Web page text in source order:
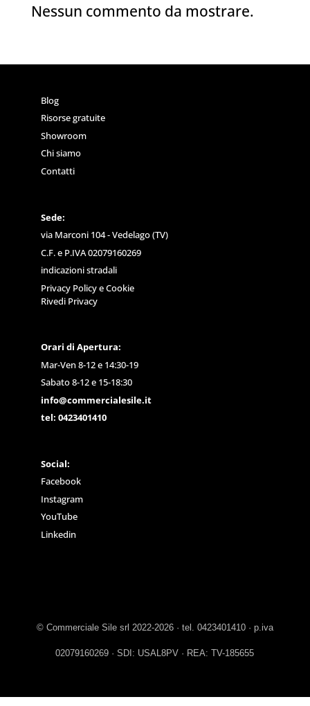
Nessun commento da mostrare.
Blog
Risorse gratuite
Showroom
Chi siamo
Contatti
Sede:
via Marconi 104 - Vedelago (TV)
C.F. e P.IVA 02079160269
indicazioni stradali
Privacy PolicyeCookie
Rivedi Privacy
Orari di Apertura:
Mar-Ven 8-12 e 14:30-19
Sabato 8-12 e 15-18:30
info@commercialesile.it
tel: 0423401410
Social:
Facebook
Instagram
YouTube
Linkedin
© Commerciale Sile srl 2022-2026 · tel. 0423401410 · p.iva
02079160269 · SDI: USAL8PV · REA: TV-185655